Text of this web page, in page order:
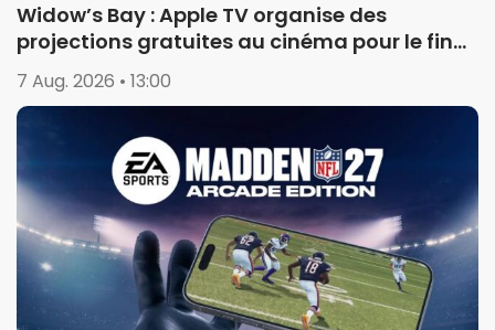
Widow’s Bay : Apple TV organise des
projections gratuites au cinéma pour le final
de la saison 1
7 Aug. 2026 • 13:00